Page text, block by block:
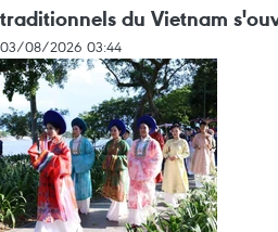
traditionnels du Vietnam
03/08/2026 03:44